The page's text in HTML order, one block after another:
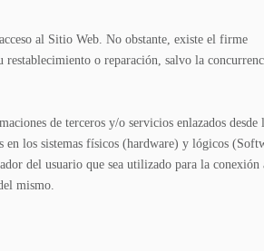
al Sitio Web. No obstante, existe el firme
o reparación, salvo la
de terceros y/o servicios enlazados desde
en los sistemas físicos (hardware) y lógicos
del usuario que sea utilizado para la conexión
mismo.